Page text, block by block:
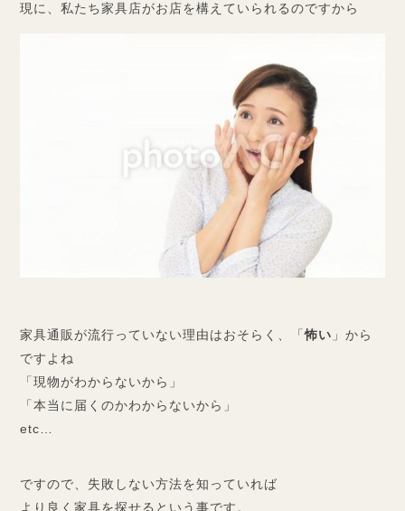
現に、私たち家具店がお店を構えていられるのですから
家具通販が流行っていない理由はおそらく、「怖い 」から
ですよね
「現物がわからないから」
「本当に届くのかわからないから」
etc…
ですので、失敗しない方法を知っていれば
より良く家具を探せるという事です。